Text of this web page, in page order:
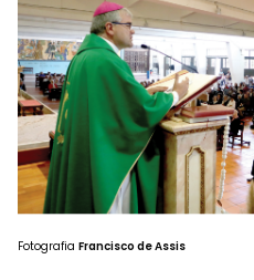
Fotografia Francisco de Assis